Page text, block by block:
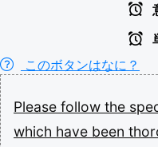
このボタンはなに？
Please follow the
which have been